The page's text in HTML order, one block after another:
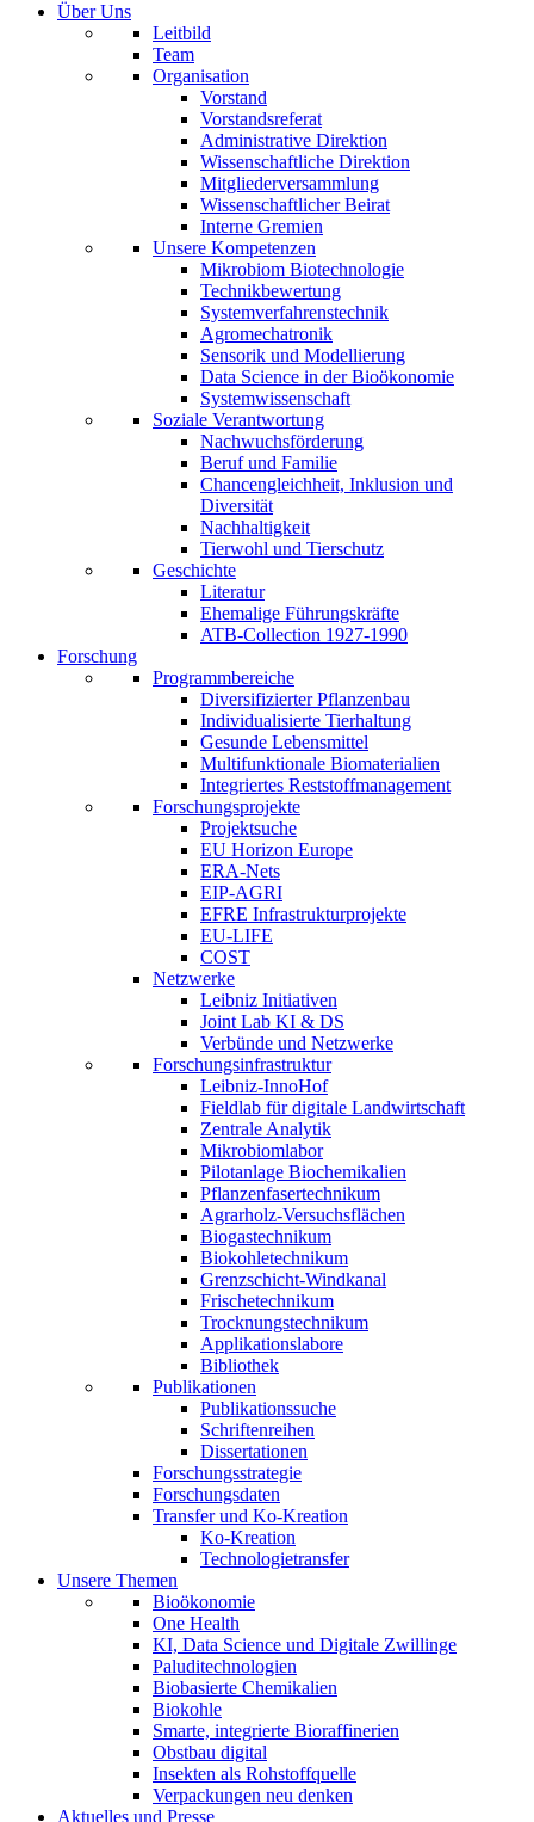
Über Uns
Leitbild
Team
Organisation
Vorstand
Vorstandsreferat
Administrative Direktion
Wissenschaftliche Direktion
Mitgliederversammlung
Wissenschaftlicher Beirat
Interne Gremien
Unsere Kompetenzen
Mikrobiom Biotechnologie
Technikbewertung
Systemverfahrenstechnik
Agromechatronik
Sensorik und Modellierung
Data Science in der Bioökonomie
Systemwissenschaft
Soziale Verantwortung
Nachwuchsförderung
Beruf und Familie
Chancengleichheit, Inklusion und
Diversität
Nachhaltigkeit
Tierwohl und Tierschutz
Geschichte
Literatur
Ehemalige Führungskräfte
ATB-Collection 1927-1990
Forschung
Programmbereiche
Diversifizierter Pflanzenbau
Individualisierte Tierhaltung
Gesunde Lebensmittel
Multifunktionale Biomaterialien
Integriertes Reststoffmanagement
Forschungsprojekte
Projektsuche
EU Horizon Europe
ERA-Nets
EIP-AGRI
EFRE Infrastrukturprojekte
EU-LIFE
COST
Netzwerke
Leibniz Initiativen
Joint Lab KI & DS
Verbünde und Netzwerke
Forschungsinfrastruktur
Leibniz-InnoHof
Fieldlab für digitale Landwirtschaft
Zentrale Analytik
Mikrobiomlabor
Pilotanlage Biochemikalien
Pflanzenfasertechnikum
Agrarholz-Versuchsflächen
Biogastechnikum
Biokohletechnikum
Grenzschicht-Windkanal
Frischetechnikum
Trocknungstechnikum
Applikationslabore
Bibliothek
Publikationen
Publikationssuche
Schriftenreihen
Dissertationen
Forschungsstrategie
Forschungsdaten
Transfer und Ko-Kreation
Ko-Kreation
Technologietransfer
Unsere Themen
Bioökonomie
One Health
KI, Data Science und Digitale Zwillinge
Paluditechnologien
Biobasierte Chemikalien
Biokohle
Smarte, integrierte Bioraffinerien
Obstbau digital
Insekten als Rohstoffquelle
Verpackungen neu denken
Aktuelles und Presse